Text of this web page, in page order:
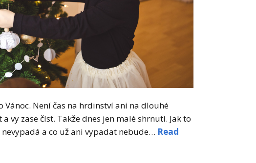
Vánoc. Není čas na hrdinství ani na dlouhé
vy zase číst. Takže dnes jen malé shrnutí. Jak to
nevypadá a co už ani vypadat nebude… Read